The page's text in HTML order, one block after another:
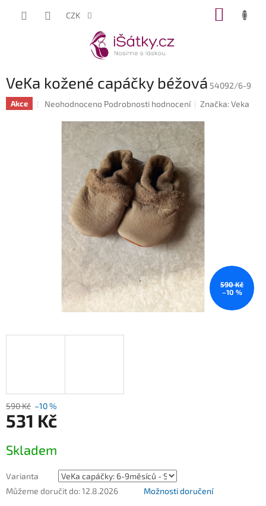
CZK
VeKa kožené capáčky béžová 54092/6-9
Akce
Průměrné
hvězdiček.
Neohodnoceno Podrobnosti hodnocení Značka:Veka
590 Kč
–10 %
590 Kč –10 %
531 Kč
cena:
Skladem
Varianta
Můžeme doručit do:12.8.2026 Možnosti doručení